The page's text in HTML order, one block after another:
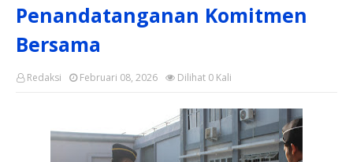
Penandatanganan Komitmen
Bersama
Redaksi Dilihat 0 Kali
Februari 08, 2026